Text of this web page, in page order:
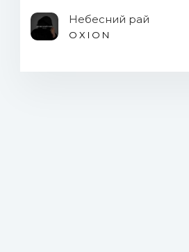
Небесний рай
O X I O N